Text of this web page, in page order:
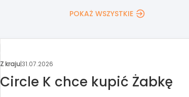
POKAŻ WSZYSTKIE
Nowa formuła Targów
Franczyza